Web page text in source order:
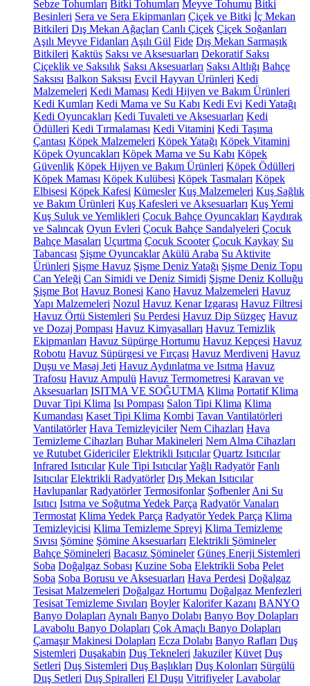
Sebze Tohumları Bitki Tohumları Meyve Tohumu Bitki
Besinleri Sera ve Sera Ekipmanları Çiçek ve Bitki İç Mekan
Bitkileri Dış Mekan Ağaçları Canlı Çiçek Çiçek Soğanları
Aşılı Meyve Fidanları Aşılı Gül Fide Dış Mekan Sarmaşık
Bitkileri Kaktüs Saksı ve Aksesuarları Dekoratif Saksı
Çiçeklik ve Saksılık Saksı Aksesuarları Saksı Altlığı Bahçe
Saksısı Balkon Saksısı Evcil Hayvan Ürünleri Kedi
Malzemeleri Kedi Maması Kedi Hijyen ve Bakım Ürünleri
Kedi Kumları Kedi Mama ve Su Kabı Kedi Evi Kedi Yatağı
Kedi Oyuncakları Kedi Tuvaleti ve Aksesuarları Kedi
Ödülleri Kedi Tırmalaması Kedi Vitamini Kedi Taşıma
Çantası Köpek Malzemeleri Köpek Yatağı Köpek Vitamini
Köpek Oyuncakları Köpek Mama ve Su Kabı Köpek
Güvenlik Köpek Hijyen ve Bakım Ürünleri Köpek Ödülleri
Köpek Maması Köpek Kulübesi Köpek Tasmaları Köpek
Elbisesi Köpek Kafesi Kümesler Kuş Malzemeleri Kuş Sağlık
ve Bakım Ürünleri Kuş Kafesleri ve Aksesuarları Kuş Yemi
Kuş Suluk ve Yemlikleri Çocuk Bahçe Oyuncakları Kaydırak
ve Salıncak Oyun Evleri Çocuk Bahçe Sandalyeleri Çocuk
Bahçe Masaları Uçurtma Çocuk Scooter Çocuk Kaykay Su
Tabancası Şişme Oyuncaklar Akülü Araba Su Aktivite
Ürünleri Şişme Havuz Şişme Deniz Yatağı Şişme Deniz Topu
Can Yeleği Can Simidi ve Deniz Simidi Şişme Deniz Kolluğu
Şişme Bot Havuz Bonesi Kano Havuz Malzemeleri Havuz
Yapı Malzemeleri Nozul Havuz Kenar Izgarası Havuz Filtresi
Havuz Örtü Sistemleri Su Perdesi Havuz Dip Süzgeç Havuz
ve Dozaj Pompası Havuz Kimyasalları Havuz Temizlik
Ekipmanları Havuz Süpürge Hortumu Havuz Kepçesi Havuz
Robotu Havuz Süpürgesi ve Fırçası Havuz Merdiveni Havuz
Duşu ve Masaj Jeti Havuz Aydınlatma ve Isıtma Havuz
Trafosu Havuz Ampulü Havuz Termometresi Karavan ve
Aksesuarları ISITMA VE SOĞUTMA Klima Portatif Klima
Duvar Tipi Klima Isı Pompası Salon Tipi Klima Klima
Kumandası Kaset Tipi Klima Kombi Tavan Vantilatörleri
Vantilatörler Hava Temizleyiciler Nem Cihazları Hava
Temizleme Cihazları Buhar Makineleri Nem Alma Cihazları
ve Rutubet Gidericiler Elektrikli Isıtıcılar Quartz Isıtıcılar
Infrared Isıtıcılar Kule Tipi IsıtıcılarYağlı Radyatör Fanlı
Isıtıcılar Elektrikli Radyatörler Dış Mekan Isıtıcılar
Havlupanlar Radyatörler Termosifonlar Şofbenler Ani Su
Isıtıcı Isıtma ve Soğutma Yedek Parça Radyatör Vanaları
Termostat Klima Yedek Parça Radyatör Yedek Parça Klima
Temizleyicisi Klima Temizleme Spreyi Klima Temizleme
Sıvısı Şömine Şömine Aksesuarları Elektrikli Şömineler
Bahçe Şömineleri Bacasız Şömineler Güneş Enerji Sistemleri
Soba Doğalgaz Sobası Kuzine Soba Elektrikli Soba Pelet
Soba Soba Borusu ve Aksesuarları Hava Perdesi Doğalgaz
Tesisat Malzemeleri Doğalgaz Hortumu Doğalgaz Menfezleri
Tesisat Temizleme Sıvıları Boyler Kalorifer Kazanı BANYO
Banyo Dolapları Aynalı Banyo Dolabı Banyo Boy Dolapları
Lavabolu Banyo Dolapları Çok Amaçlı Banyo Dolapları
Çamaşır Makinesi Dolapları Ecza Dolabı Banyo Rafları Duş
Sistemleri Duşakabin Duş Tekneleri Jakuziler Küvet Duş
Setleri Duş Sistemleri Duş Başlıkları Duş Kolonları Sürgülü
Duş Setleri Duş Spiralleri El Duşu Vitrifiyeler Lavabolar